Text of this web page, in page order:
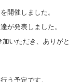
開催しました。
が発表しました。
いただき、ありがと
う予定です。